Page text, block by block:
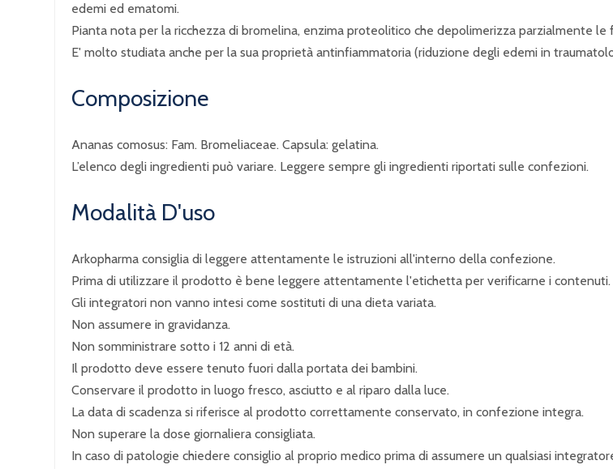
edemi ed ematomi.
Pianta nota per la ricchezza di bromelina, enzima proteolitico che depolimerizza parzialmente
E' molto studiata anche per la sua proprietà antinfiammatoria (riduzione degli edemi in
Composizione
Ananas comosus: Fam. Bromeliaceae. Capsula: gelatina.
L’elenco degli ingredienti può variare. Leggere sempre gli ingredienti riportati sulle confezioni.
Modalità D'uso
Arkopharma consiglia di leggere attentamente le istruzioni all'interno della confezione.
Prima di utilizzare il prodotto è bene leggere attentamente l'etichetta per verificarne i contenuti.
Gli integratori non vanno intesi come sostituti di una dieta variata.
Non assumere in gravidanza.
Non somministrare sotto i 12 anni di età.
Il prodotto deve essere tenuto fuori dalla portata dei bambini.
Conservare il prodotto in luogo fresco, asciutto e al riparo dalla luce.
La data di scadenza si riferisce al prodotto correttamente conservato, in confezione integra.
Non superare la dose giornaliera consigliata.
In caso di patologie chiedere consiglio al proprio medico prima di assumere un qualsiasi